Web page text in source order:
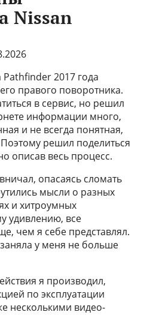
Nissan
2017 года
правого поворотника.
в сервис, но решил
информации много,
и не всегда понятная,
решил поделиться
описав весь процесс.
опасаясь сломать
мысли о разных
и хитроумных
удивлению, все
чем я себе представлял.
у меня не больше
я производил,
по эксплуатации
несколькими видео-